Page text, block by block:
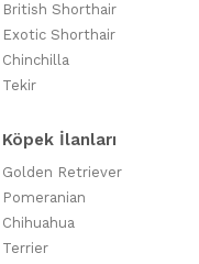
British Shorthair
Exotic Shorthair
Chinchilla
Tekir
Köpek İlanları
Golden Retriever
Pomeranian
Chihuahua
Terrier